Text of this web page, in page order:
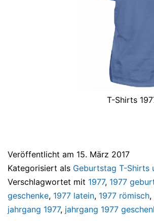
T-Shirts
Veröffentlicht am 15. März 2017
Kategorisiert als Geburtstag T-Shirts
Verschlagwortet mit 1977, 1977
geschenke, 1977 latein, 1977 römisch,
jahrgang 1977, jahrgang 1977